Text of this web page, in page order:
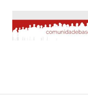
contenido